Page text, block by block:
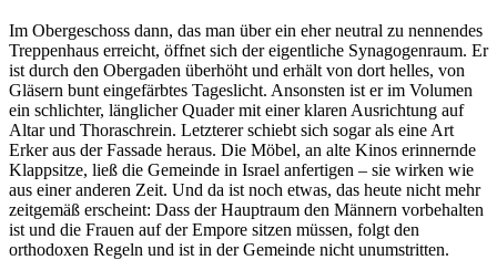
Im Obergeschoss dann, das man über ein eher neutral zu nennendes
Treppenhaus erreicht, öffnet sich der eigentliche Synagogenraum. Er
ist durch den Obergaden überhöht und erhält von dort helles, von
Gläsern bunt eingefärbtes Tageslicht. Ansonsten ist er im Volumen
ein schlichter, länglicher Quader mit einer klaren Ausrichtung auf
Altar und Thoraschrein. Letzterer schiebt sich sogar als eine Art
Erker aus der Fassade heraus. Die Möbel, an alte Kinos erinnernde
Klappsitze, ließ die Gemeinde in Israel anfertigen – sie wirken wie
aus einer anderen Zeit. Und da ist noch etwas, das heute nicht mehr
zeitgemäß ­erscheint: Dass der Hauptraum den Männern vorbehalten
ist und die Frauen auf der Em­pore sitzen müssen, folgt den
orthodoxen ­Regeln und ist in der Gemeinde nicht unumstritten.